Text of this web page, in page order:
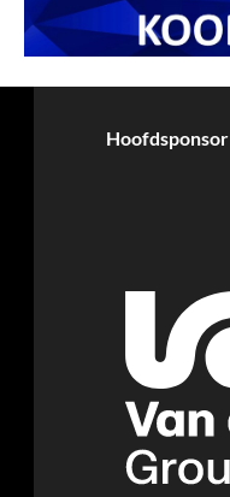
Hoofdsponsor